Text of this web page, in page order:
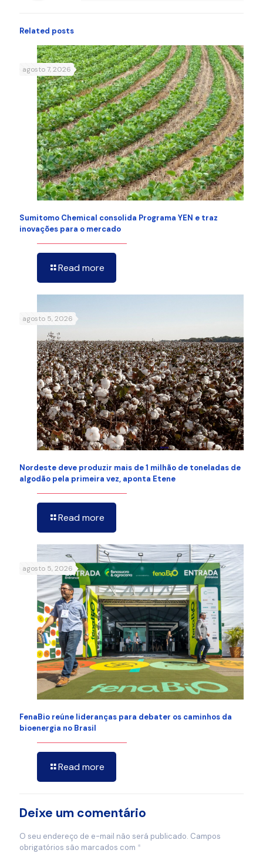
Related posts
agosto 7, 2026
Sumitomo Chemical consolida Programa YEN e traz
inovações para o mercado
Read more
agosto 5, 2026
Nordeste deve produzir mais de 1 milhão de toneladas de
algodão pela primeira vez, aponta Etene
Read more
agosto 5, 2026
FenaBio reúne lideranças para debater os caminhos da
bioenergia no Brasil
Read more
Deixe um comentário
O seu endereço de e-mail não será publicado. Campos
obrigatórios são marcados com *